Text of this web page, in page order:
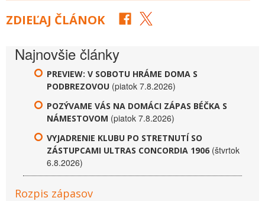
ZDIEĽAJ ČLÁNOK
Najnovšie články
PREVIEW: V SOBOTU HRÁME DOMA S
PODBREZOVOU (piatok 7.8.2026)
POZÝVAME VÁS NA DOMÁCI ZÁPAS BÉČKA S
NÁMESTOVOM (piatok 7.8.2026)
VYJADRENIE KLUBU PO STRETNUTÍ SO
ZÁSTUPCAMI ULTRAS CONCORDIA 1906 (štvrtok
6.8.2026)
Rozpis zápasov